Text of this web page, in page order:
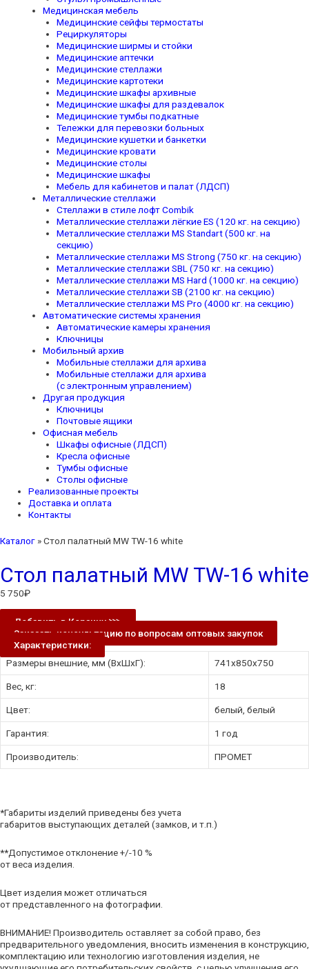
Медицинская мебель
Медицинские сейфы термостаты
Рециркуляторы
Медицинские ширмы и стойки
Медицинские аптечки
Медицинские стеллажи
Медицинские картотеки
Медицинские шкафы архивные
Медицинские шкафы для раздевалок
Медицинские тумбы подкатные
Тележки для перевозки больных
Медицинские кушетки и банкетки
Медицинские кровати
Медицинские столы
Медицинские шкафы
Мебель для кабинетов и палат (ЛДСП)
Металлические стеллажи
Стеллажи в стиле лофт Combik
Металлические стеллажи лёгкие ES (120 кг. на секцию)
Металлические стеллажи MS Standart (500 кг. на
секцию)
Металлические стеллажи MS Strong (750 кг. на секцию)
Металлические стеллажи SBL (750 кг. на секцию)
Металлические стеллажи MS Hard (1000 кг. на секцию)
Металлические стеллажи SB (2100 кг. на секцию)
Металлические стеллажи MS Pro (4000 кг. на секцию)
Автоматические системы хранения
Автоматические камеры хранения
Ключницы
Мобильный архив
Мобильные стеллажи для архива
Мобильные стеллажи для архива
(с электронным управлением)
Другая продукция
Ключницы
Почтовые ящики
Офисная мебель
Шкафы офисные (ЛДСП)
Кресла офисные
Тумбы офисные
Столы офисные
Реализованные проекты
Доставка и оплата
Контакты
Каталог »Стол палатный MW TW-16 white
Стол палатный MW TW-16 white
5 750₽
Добавить в Корзину ⋙
Заказать консультацию по вопросам оптовых закупок
Характеристики:
Размеры внешние, мм (ВхШхГ):
741x850x750
Вес, кг: 18
Цвет: белый, белый
Гарантия: 1 год
Производитель: ПРОМЕТ
*Габариты изделий приведены без учета
габаритов выступающих деталей (замков, и т.п.)
**Допустимое отклонение +/-10 %
от веса изделия.
Цвет изделия может отличаться
от представленного на фотографии.
ВНИМАНИЕ! Производитель оставляет за собой право, без
предварительного уведомления, вносить изменения в конструкцию,
комплектацию или технологию изготовления изделия, не